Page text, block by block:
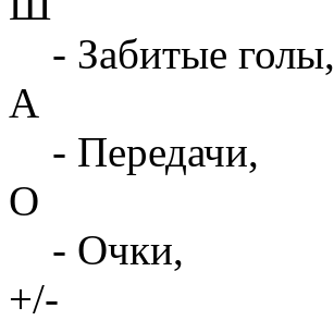
- Забитые голы,
А
- Передачи,
О
- Очки,
+/-